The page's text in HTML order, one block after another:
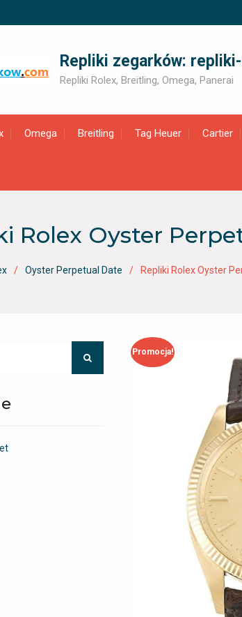
Repliki zegarków:
Repliki Rolex, Breitling, Omega, Panerai
Omega Breitling Tag Heuer Cartier
Rolex Oyster
Oyster Perpetual Date Repliki Rolex Oyster
Promocja!